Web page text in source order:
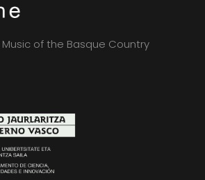
of the Basque Country